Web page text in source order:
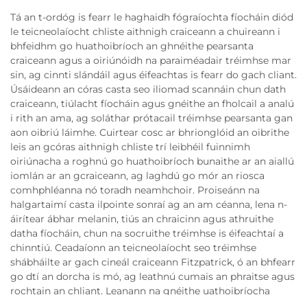
Tá an t-ordóg is fearr le haghaidh fógraíochta fíocháin diód
le teicneolaíocht chliste aithnigh craiceann a chuireann i
bhfeidhm go huathoibríoch an ghnéithe pearsanta
craiceann agus a oiriúnóidh na paraiméadair tréimhse mar
sin, ag cinnti slándáil agus éifeachtas is fearr do gach cliant.
Úsáideann an córas casta seo iliomad scannáin chun dath
craiceann, tiúlacht fíocháin agus gnéithe an fholcail a analú
i rith an ama, ag soláthar prótacail tréimhse pearsanta gan
aon oibriú láimhe. Cuirtear cosc ar bhrionglóid an oibrithe
leis an gcóras aithnigh chliste trí leibhéil fuinnimh
oiriúnacha a roghnú go huathoibríoch bunaithe ar an aiallú
iomlán ar an gcraiceann, ag laghdú go mór an riosca
comhphléanna nó toradh neamhchoir. Proiseánn na
halgartaimí casta ilpointe sonraí ag an am céanna, lena n-
áirítear ábhar melanin, tiús an chraicinn agus athruithe
datha fíocháin, chun na socruithe tréimhse is éifeachtaí a
chinntiú. Ceadaíonn an teicneolaíocht seo tréimhse
shábháilte ar gach cineál craiceann Fitzpatrick, ó an bhfearr
go dtí an dorcha is mó, ag leathnú cumais an phraitse agus
rochtain an chliant. Leanann na gnéithe uathoibríocha